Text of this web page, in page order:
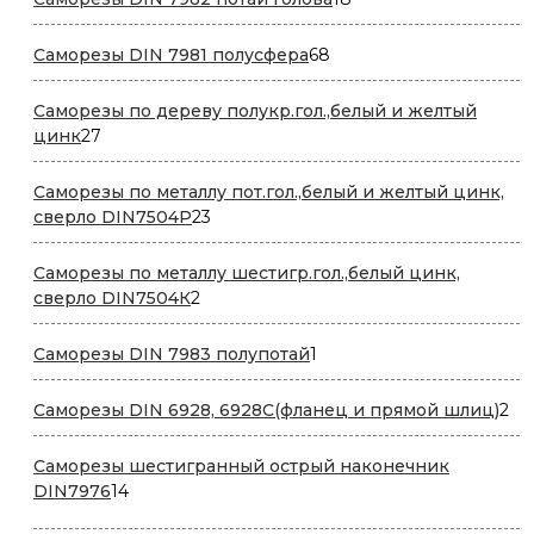
товаров
Саморезы DIN 7981 полусфера68
товаров
Саморезы по дереву полукр.гол.,белый и желтый
цинк27
товаров
Саморезы по металлу пот.гол.,белый и желтый цинк,
сверло DIN7504P23
товара
Саморезы по металлу шестигр.гол.,белый цинк,
сверло DIN7504К2
товара
Саморезы DIN 7983 полупотай1
товар
Саморезы DIN 6928, 6928С(фланец и прямой шлиц)2
Саморезы шестигранный острый наконечник
DIN79761414